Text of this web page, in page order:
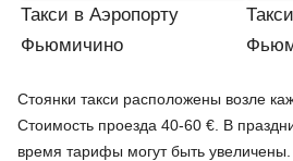
Такси в Аэропорту
Фьюмичино
Стоянки такси расположены возле
Стоимость проезда 40-60 €. В
время тарифы могут быть увеличены.